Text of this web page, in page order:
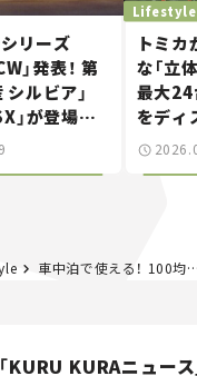
リーズ
」発表！ 第
シルビア」
」が登場。
トミカ
な「立
最大24
をディ
別な「
Lifestyle
車中泊で使える！ 100均おすすめグッズ30選｜本当に便利なコスパ抜群アイテム
KURU KURAニュース